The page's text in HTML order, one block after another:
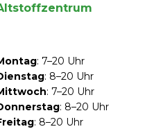
: 7–20 Uhr
: 8–20 Uhr
: 7–20 Uhr
: 8–20 Uhr
: 8–20 Uhr